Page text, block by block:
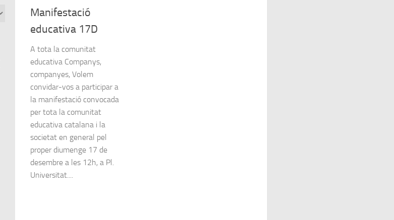
Manifestació
educativa 17D
A tota la comunitat
educativa Companys,
companyes, Volem
convidar-vos a participar a
la manifestació convocada
per tota la comunitat
educativa catalana i la
societat en general pel
proper diumenge 17 de
desembre a les 12h, a Pl.
Universitat....